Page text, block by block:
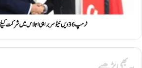
ٹرمپ 36 ویں نیٹو سربراہی اجلاس میں شرکت کیلئے ترکیہ روانہ